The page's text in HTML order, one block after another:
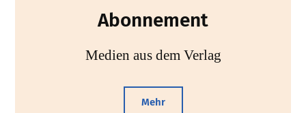
Abonnement
Medien aus dem Verlag
Mehr